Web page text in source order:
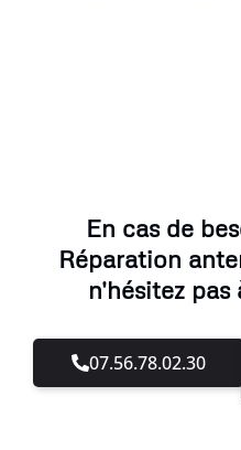
En cas de
Réparation
n'hésitez pas
07.56.78.02.30